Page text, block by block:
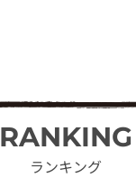
RANKING
ランキング